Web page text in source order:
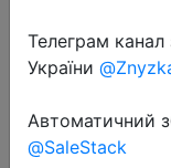
2024-05-13
World
11" 2.4K
128GB
Телеграм
України
Автоматичний
@SaleStack